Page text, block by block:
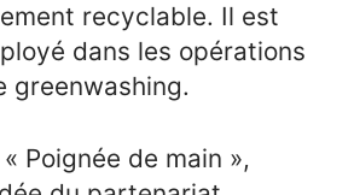
recyclable. Il est
dans les opérations
greenwashing.
« Poignée de main »,